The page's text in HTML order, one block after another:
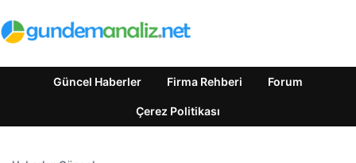
Güncel Haberler Firma Rehberi Forum
Çerez Politikası